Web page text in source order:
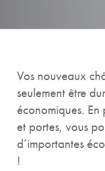
Vos nouveaux
seulement être
économiques.
et portes, vous
d’importantes
!